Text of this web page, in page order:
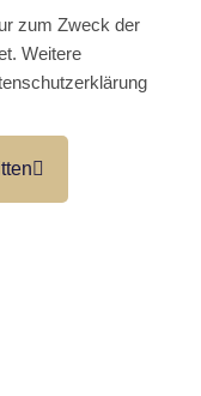
zum Zweck der
Weitere